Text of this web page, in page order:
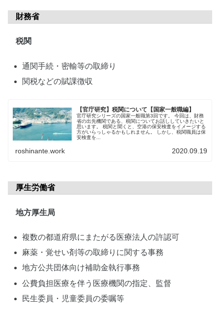
財務省
税関
通関手続・密輸等の取締り
関税などの賦課徴収
【官庁研究】税関について【国家一般職編】
官庁研究シリーズの国家一般職第3回です。 今回は、財務
省の出先機関である、税関についてお話ししていきたいと
思います。 税関と聞くと、空港の保安検査をイメージする
方がいらっしゃるかもしれません。 しかし、税関職員は保
安検査を...
roshinante.work 2020.09.19
厚生労働省
地方厚生局
複数の都道府県にまたがる医療法人の許認可
麻薬・覚せい剤等の取締りに関する事務
地方公共団体向け補助金執行事務
公費負担医療を伴う医療機関の指定、監督
民生委員・児童委員の委嘱等